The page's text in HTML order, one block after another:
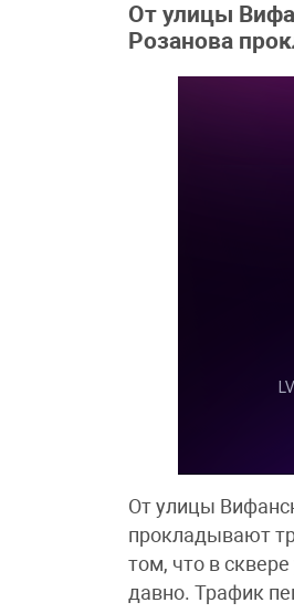
От улицы
Розанова
От улицы
прокладывают
том, что в
давно. Трафик